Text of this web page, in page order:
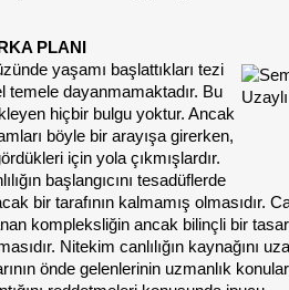
PLANI
yaşamı başlattıkları tezi
temele dayanmamaktadır. Bu
hiçbir bulgu yoktur. Ancak
böyle bir arayışa girerken,
için yola çıkmışlardır.
başlangıcını tesadüflerde
bir tarafının kalmamış olmasıdır.
kompleksliğin ancak bilinçli bir
Nitekim canlılığın kaynağını
önde gelenlerinin uzmanlık